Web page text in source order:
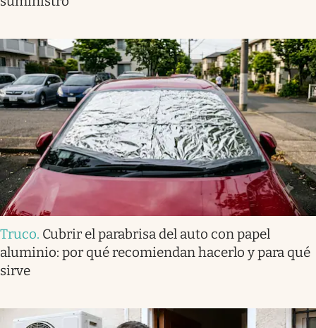
Truco. Cubrir el parabrisa del auto con papel
aluminio: por qué recomiendan hacerlo y para qué
sirve